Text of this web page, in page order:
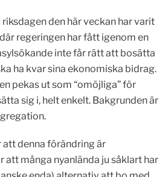
den här veckan har varit
där regeringen har fått igenom en
inte får rätt att bosätta
ha kvar sina ekonomiska bidrag.
pekas ut som “omöjliga” för
sig i, helt enkelt. Bakgrunden är
denna förändring är
att många nyanlända ju såklart har